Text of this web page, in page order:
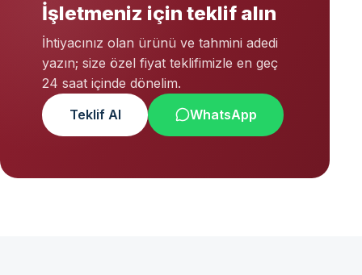
İşletmeniz için teklif alın
İhtiyacınız olan ürünü ve tahmini adedi
yazın; size özel fiyat teklifimizle en geç
24 saat içinde dönelim.
Teklif Al
WhatsApp